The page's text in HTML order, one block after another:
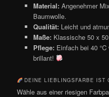
Material: Angenehmer
Baumwolle.
Qualität: Leicht und
Maße: Klassische 50 x
Pflege: Einfach bei 40
brillant!
DEINE LIEBLINGSFARBE IST
Wähle aus einer riesigen